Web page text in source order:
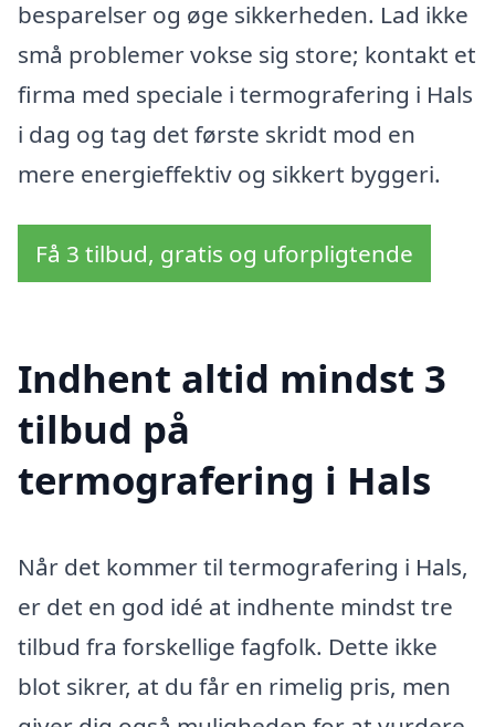
besparelser og øge sikkerheden. Lad ikke
små problemer vokse sig store; kontakt et
firma med speciale i termografering i Hals
i dag og tag det første skridt mod en
mere energieffektiv og sikkert byggeri.
Få 3 tilbud, gratis og uforpligtende
Indhent altid mindst 3
tilbud på
termografering i Hals
Når det kommer til termografering i Hals,
er det en god idé at indhente mindst tre
tilbud fra forskellige fagfolk. Dette ikke
blot sikrer, at du får en rimelig pris, men